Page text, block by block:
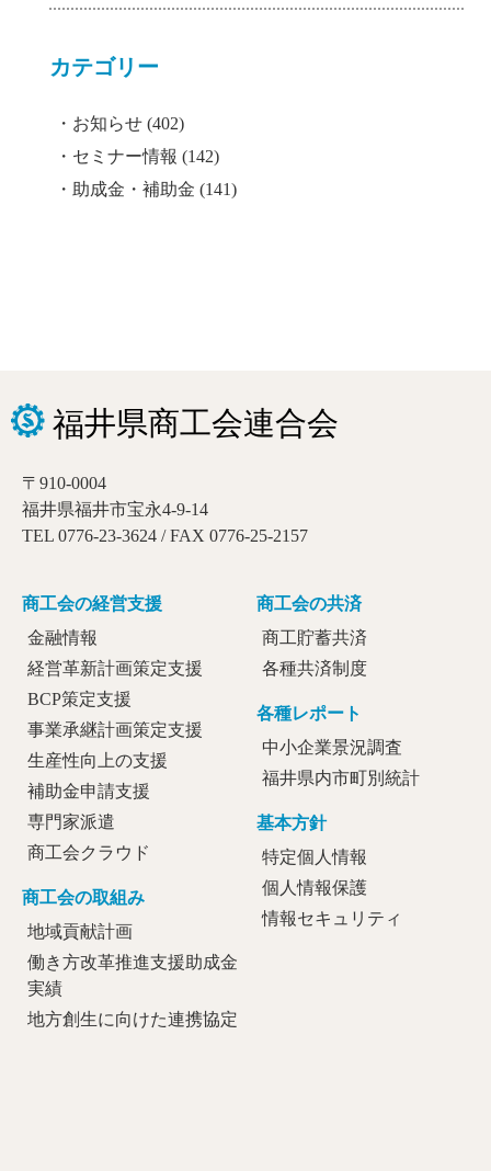
カテゴリー
お知らせ (402)
セミナー情報 (142)
助成金・補助金 (141)
〒910-0004
福井県福井市宝永4-9-14
TEL 0776-23-3624 / FAX 0776-25-2157
商工会の経営支援
金融情報
経営革新計画策定支援
BCP策定支援
事業承継計画策定支援
生産性向上の支援
補助金申請支援
専門家派遣
商工会クラウド
商工会の取組み
地域貢献計画
働き方改革推進支援助成金
実績
地方創生に向けた連携協定
商工会の共済
商工貯蓄共済
各種共済制度
各種レポート
中小企業景況調査
福井県内市町別統計
基本方針
特定個人情報
個人情報保護
情報セキュリティ